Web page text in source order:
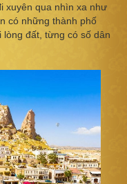
xuyên qua nhìn xa như
có những thành phố
đất, từng có số dân